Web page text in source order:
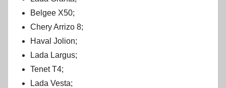
Belgee X50;
Chery Arrizo 8;
Haval Jolion;
Lada Largus;
Tenet T4;
Lada Vesta;